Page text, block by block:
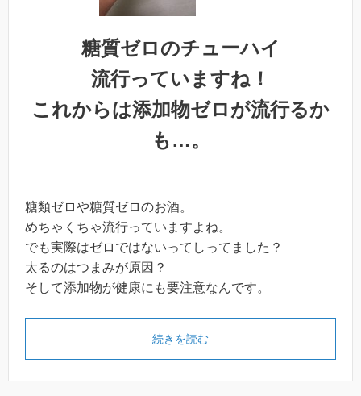
糖質ゼロのチューハイ
流行っていますね！
これからは添加物ゼロが流行るか
も…。
糖類ゼロや糖質ゼロのお酒。
めちゃくちゃ流行っていますよね。
でも実際はゼロではないってしってました？
太るのはつまみが原因？
そして添加物が健康にも要注意なんです。
続きを読む